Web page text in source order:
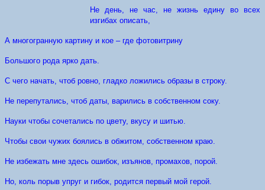
Не день, не час, не жизнь едину во всех
изгибах описать,
А многогранную картину и кое – где фотовитрину
Большого рода ярко дать.
С чего начать, чтоб ровно, гладко ложились образы в строку.
Не перепутались, чтоб даты, варились в собственном соку.
Науки чтобы сочетались по цвету, вкусу и шитью.
Чтобы свои чужих боялись в обжитом, собственном краю.
Не избежать мне здесь ошибок, изъянов, промахов, порой.
Но, коль порыв упруг и гибок, родится первый мой герой.